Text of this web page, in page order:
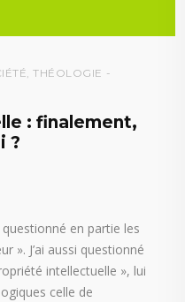
,THÉOLOGIE
: finalement,
?
en partie les
». J’ai aussi questionné
intellectuelle », lui
celle de